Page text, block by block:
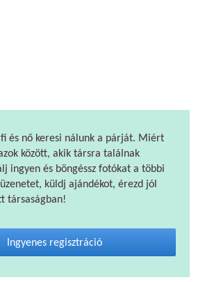
és nő keresi nálunk a párját. Miért
között, akik társra találnak
ingyen és böngéssz fotókat a többi
küldj ajándékot, érezd jól
társaságban!
Ingyenes regisztráció